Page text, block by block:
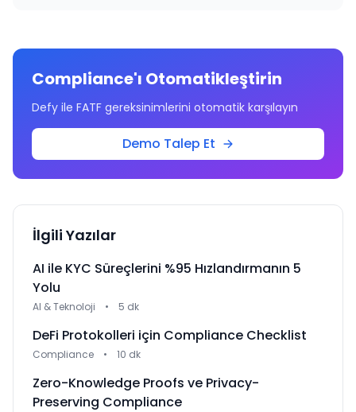
Compliance'ı Otomatikleştirin
Defy ile FATF gereksinimlerini otomatik karşılayın
Demo Talep Et
İlgili Yazılar
AI ile KYC Süreçlerini %95 Hızlandırmanın 5
Yolu
AI & Teknoloji • 5 dk
DeFi Protokolleri için Compliance Checklist
Compliance • 10 dk
Zero-Knowledge Proofs ve Privacy-
Preserving Compliance